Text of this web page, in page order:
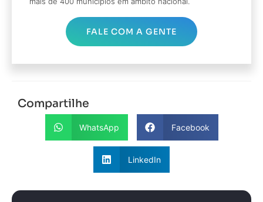
FALE COM A GENTE
Compartilhe
WhatsApp Facebook
LinkedIn